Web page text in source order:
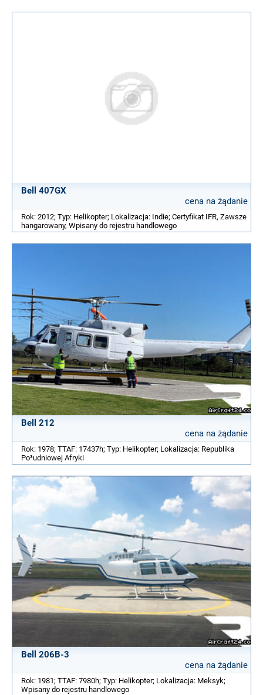
Bell 407GX
cena na żądanie
Rok: 2012; Typ: Helikopter; Lokalizacja: Indie; Certyfikat IFR, Zawsze
hangarowany, Wpisany do rejestru handlowego
Bell 212
cena na żądanie
Rok: 1978; TTAF: 17437h; Typ: Helikopter; Lokalizacja: Republika
Po³udniowej Afryki
Bell 206B-3
cena na żądanie
Rok: 1981; TTAF: 7980h; Typ: Helikopter; Lokalizacja: Meksyk;
Wpisany do rejestru handlowego